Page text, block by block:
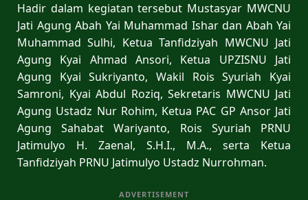
Hadir dalam kegiatan tersebut Mustasyar MWCNU
Jati Agung Abah Yai Muhammad Ishar dan Abah Yai
Muhammad Sulhi, Ketua Tanfidziyah MWCNU Jati
Agung Kyai Ahmad Ansori, Ketua UPZISNU Jati
Agung Kyai Sukriyanto, Wakil Rois Syuriah Kyai
Samroni, Kyai Abdul Roziq, Sekretaris MWCNU Jati
Agung Ustadz Nur Rohim, Ketua PAC GP Ansor Jati
Agung Sahabat Wariyanto, Rois Syuriah PRNU
Jatimulyo H. Zaenal, S.H.I., M.A., serta Ketua
Tanfidziyah PRNU Jatimulyo Ustadz Nurrohman.
ADVERTISEMENT